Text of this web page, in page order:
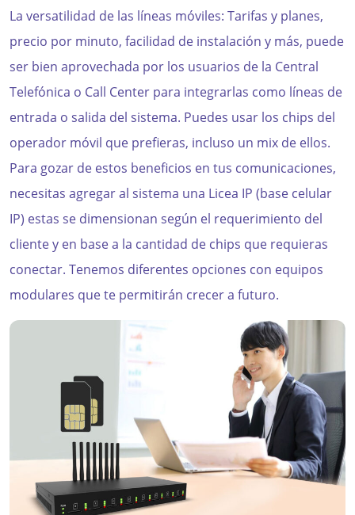
La versatilidad de las líneas móviles: Tarifas y planes,
precio por minuto, facilidad de instalación y más, puede
ser bien aprovechada por los usuarios de la Central
Telefónica o Call Center para integrarlas como líneas de
entrada o salida del sistema. Puedes usar los chips del
operador móvil que prefieras, incluso un mix de ellos.
Para gozar de estos beneficios en tus comunicaciones,
necesitas agregar al sistema una Licea IP (base celular
IP) estas se dimensionan según el requerimiento del
cliente y en base a la cantidad de chips que requieras
conectar. Tenemos diferentes opciones con equipos
modulares que te permitirán crecer a futuro.